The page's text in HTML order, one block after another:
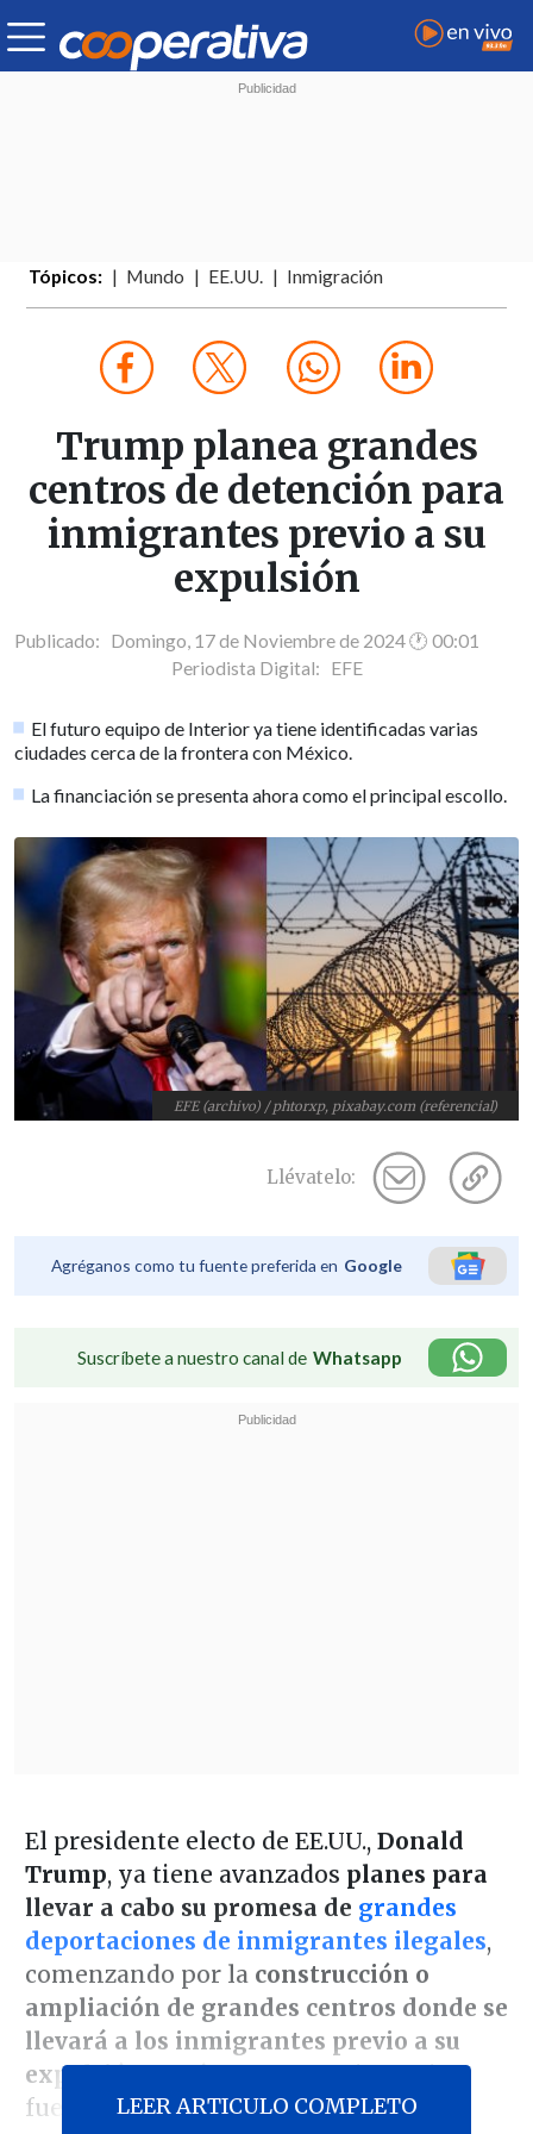
Tópicos: Mundo EE.UU. Inmigración
Trump planea grandes
centros de detención para
inmigrantes previo a su
expulsión
Publicado: Domingo, 17 de Noviembre de 2024 🕐 00:01
Periodista Digital: EFE
El futuro equipo de Interior ya tiene identificadas varias
ciudades cerca de la frontera con México.
La financiación se presenta ahora como el principal escollo.
EFE (archivo) / phtorxp, pixabay.com (referencial)
Llévatelo:
Agréganos como tu fuente preferida en Google
Suscríbete a nuestro canal de Whatsapp
El presidente electo de EE.UU., Donald
Trump, ya tiene avanzados planes para
llevar a cabo su promesa de grandes
deportaciones de inmigrantes ilegales,
comenzando por la construcción o
ampliación de grandes centros donde se
llevará a los inmigrantes previo a su
expulsión, segúnCNN, que cita varias
fuentes no identificadas con
LEER ARTICULO COMPLETO